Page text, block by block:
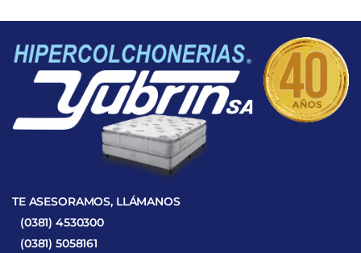
TE ASESORAMOS, LLÁMANOS
(0381) 4530300
(0381) 5058161